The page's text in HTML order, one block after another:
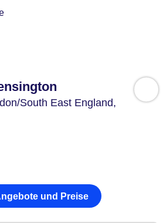
South East England,
und Preise